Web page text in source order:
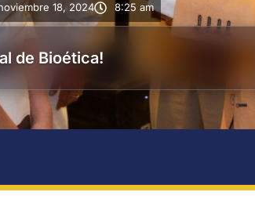
18, 2024 8:25 am
de Bioética!